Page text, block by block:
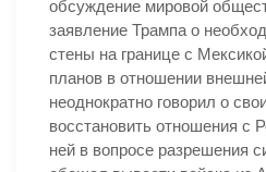
обсуждение мировой
заявление Трампа о
стены на границе с
планов в отношении
неоднократно говорил о
восстановить отношения с
ней в вопросе разрешения